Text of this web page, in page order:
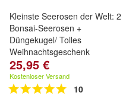
Kleinste Seerosen der Welt: 2
Bonsai-Seerosen +
Düngekugel/ Tolles
Weihnachtsgeschenk
25,95 €
Kostenloser Versand
10